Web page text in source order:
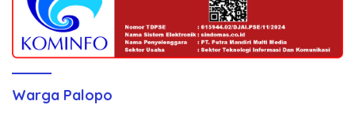
Warga Palopo